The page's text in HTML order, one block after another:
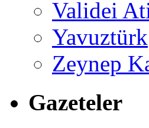
Validei
Yavuztürk
Zeynep
Gazeteler